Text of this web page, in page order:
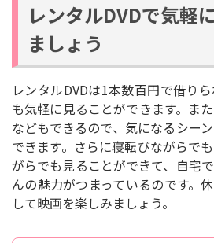
レンタルDVDで気軽
ましょう
レンタルDVDは1本数百円で借り
も気軽に見ることができます。ま
などもできるので、気になるシー
できます。さらに寝転びながらで
がらでも見ることができて、自宅
んの魅力がつまっているのです。
して映画を楽しみましょう。